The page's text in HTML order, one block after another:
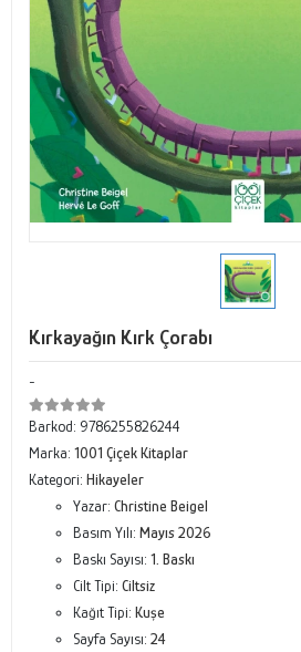
Kırkayağın Kırk Çorabı
-
Barkod: 9786255826244
Marka: 1001 Çiçek Kitaplar
Kategori: Hikayeler
Yazar: Christine Beigel
Basım Yılı: Mayıs 2026
Baskı Sayısı: 1. Baskı
Cilt Tipi: Ciltsiz
Kağıt Tipi: Kuşe
Sayfa Sayısı: 24